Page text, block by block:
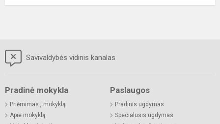
Savivaldybės vidinis kanalas
Pradinė mokykla
Priėmimas į mokyklą
Apie mokyklą
Paslaugos
Pradinis ugdymas
Specialusis ugdymas